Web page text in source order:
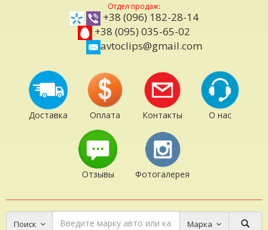
Отдел продаж:
+38 (096) 182-28-14
+38 (095) 035-65-02
avtoclips@gmail.com
Доставка Оплата Контакты О нас
Отзывы Фотогалерея
Поиск Марка